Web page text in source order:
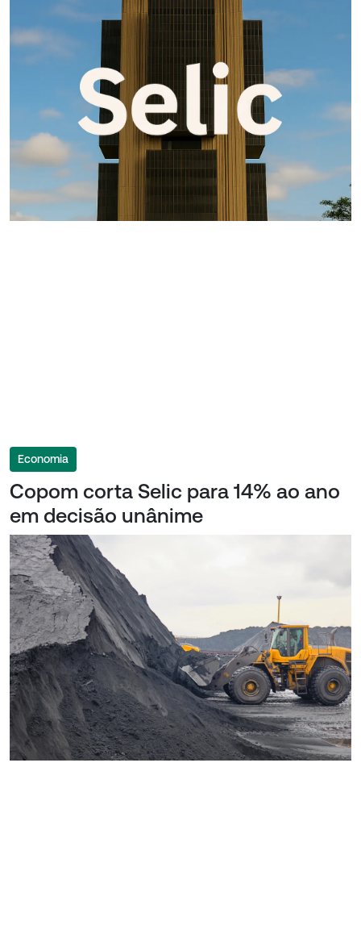
Economia
Copom corta Selic para 14% ao ano
em decisão unânime